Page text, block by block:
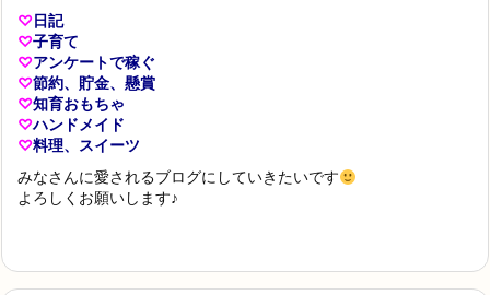
♡日記
♡子育て
♡アンケートで稼ぐ
♡節約、貯金、懸賞
♡知育おもちゃ
♡ハンドメイド
♡料理、スイーツ
みなさんに愛されるブログにしていきたいです
よろしくお願いします♪